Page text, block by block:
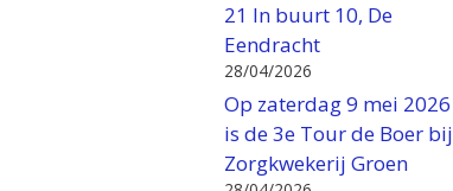
21 In buurt 10, De
Eendracht
28/04/2026
Op zaterdag 9 mei 2026
is de 3e Tour de Boer bij
Zorgkwekerij Groen